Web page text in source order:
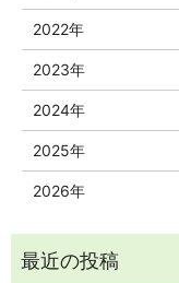
2022年
2023年
2024年
2025年
2026年